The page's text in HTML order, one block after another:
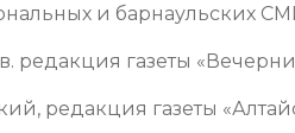
и барнаульских
редакция газеты
редакция газеты